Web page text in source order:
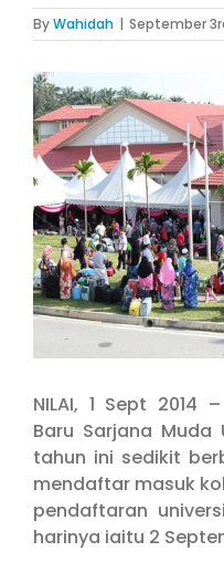
ByWahidah | September
View
Larger
Image
NILAI, 1 Sept 2014
Baru Sarjana Muda
tahun ini sedikit
mendaftar masuk
pendaftaran
harinya iaitu 2